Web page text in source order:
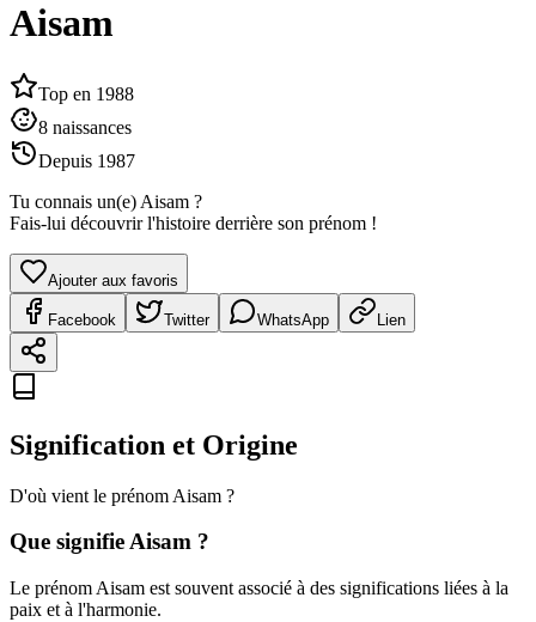
Aisam
Top en 1988
8 naissances
Depuis 1987
Tu connais un(e) Aisam ?
Fais-lui découvrir l'histoire derrière son prénom !
Ajouter aux favoris
Facebook Twitter WhatsApp Lien
Signification et Origine
D'où vient le prénom Aisam ?
Que signifieAisam ?
Le prénom Aisam est souvent associé à des significations liées à la
paix et à l'harmonie.